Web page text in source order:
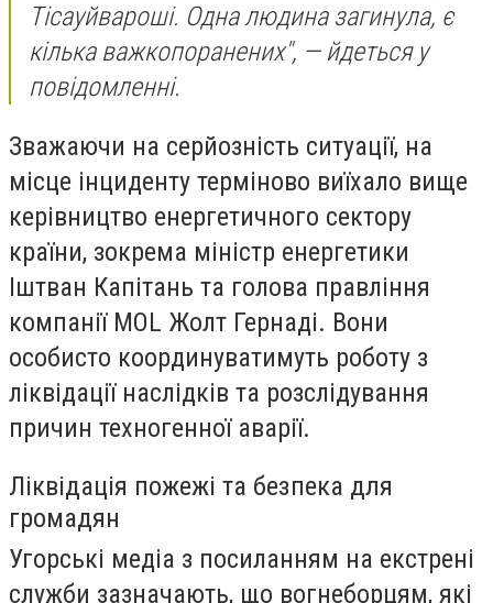
Тісауйвароші. Одна людина загинула, є
кілька важкопоранених", — йдеться у
повідомленні.
Зважаючи на серйозність ситуації, на
місце інциденту терміново виїхало вище
керівництво енергетичного сектору
країни, зокрема міністр енергетики
Іштван Капітань та голова правління
компанії MOL Жолт Гернаді. Вони
особисто координуватимуть роботу з
ліквідації наслідків та розслідування
причин техногенної аварії.
Ліквідація пожежі та безпека для
громадян
Угорські медіа з посиланням на екстрені
служби зазначають, що вогнеборцям, які